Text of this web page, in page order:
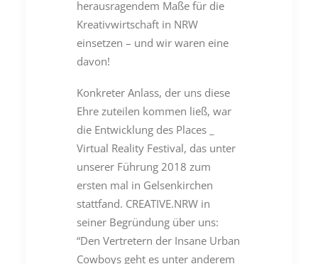
herausragendem Maße für die
Kreativwirtschaft in NRW
einsetzen – und wir waren eine
davon!
Konkreter Anlass, der uns diese
Ehre zuteilen kommen ließ, war
die Entwicklung des Places _
Virtual Reality Festival, das unter
unserer Führung 2018 zum
ersten mal in Gelsenkirchen
stattfand. CREATIVE.NRW in
seiner Begründung über uns:
“Den Vertretern der Insane Urban
Cowboys geht es unter anderem